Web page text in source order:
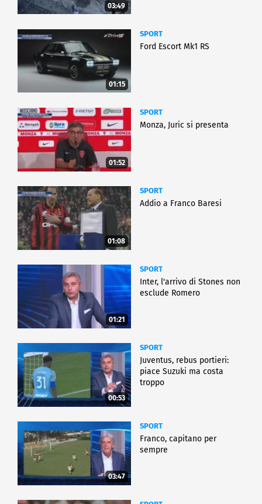
03:49
01:15
SPORT
Ford Escort Mk1 RS
01:52
SPORT
Monza, Juric si presenta
01:08
SPORT
Addio a Franco Baresi
01:21
SPORT
Inter, l'arrivo di Stones non
esclude Romero
00:53
SPORT
Juventus, rebus portieri:
piace Suzuki ma costa
troppo
03:47
SPORT
Franco, capitano per
sempre